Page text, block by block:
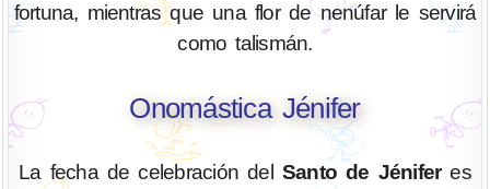
fortuna, mientras que una flor de nenúfar le servirá
como talismán.
Onomástica Jénifer
La fecha de celebración del Santo de Jéniferes